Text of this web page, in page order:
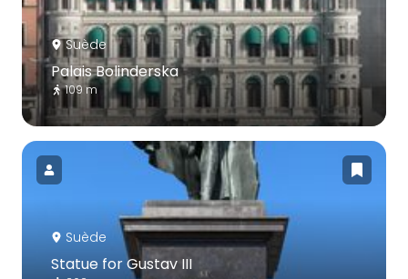
Suède
Palais Bolinderska
109 m
Suède
Statue for Gustav III